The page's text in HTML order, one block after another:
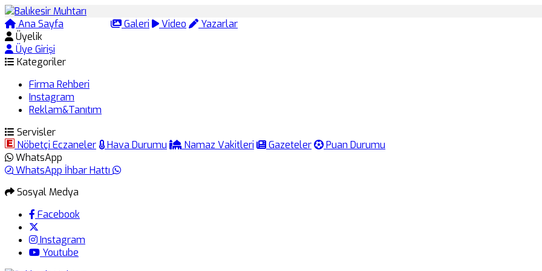
Ana Sayfa Galeri Video
Yazarlar
Üyelik
Üye Girişi
Kategoriler
Firma Rehberi
Instagram
Reklam&Tanıtım
Servisler
Nöbetçi Eczaneler
Hava Durumu Namaz Vakitleri Gazeteler
Puan Durumu
WhatsApp
WhatsApp İhbar Hattı
Sosyal Medya
Facebook
Instagram
Youtube